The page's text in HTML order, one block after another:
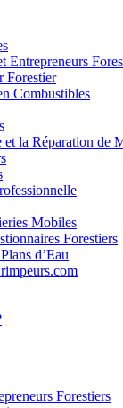
Entrepreneurs
Forestier
Combustibles
et la Réparation de
Mobiles
Forestiers
d’Eau
Forestiers